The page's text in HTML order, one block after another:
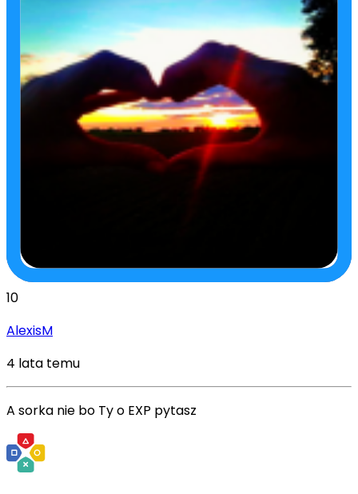
10
AlexisM
4 lata temu
A sorka nie bo Ty o EXP pytasz